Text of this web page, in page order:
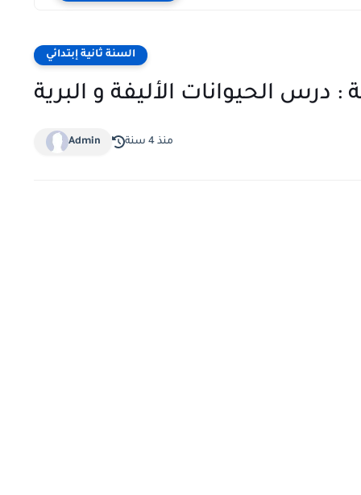
السنة ثانية إبتدائي
درس الحيوانات الأليفة و البرية
Admin منذ 4 سنة